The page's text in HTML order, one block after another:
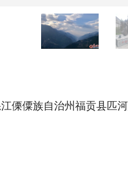
傈僳族自治州福贡县匹